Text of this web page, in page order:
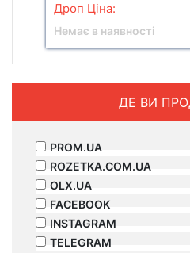
Дроп Ціна:
Немає в наявності
ДЕ ВИ
PROM.UA
ROZETKA.COM.UA
OLX.UA
FACEBOOK
INSTAGRAM
TELEGRAM